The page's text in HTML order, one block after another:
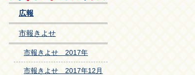
広報
市報きよせ
市報きよせ 2017年
市報きよせ 2017年12月